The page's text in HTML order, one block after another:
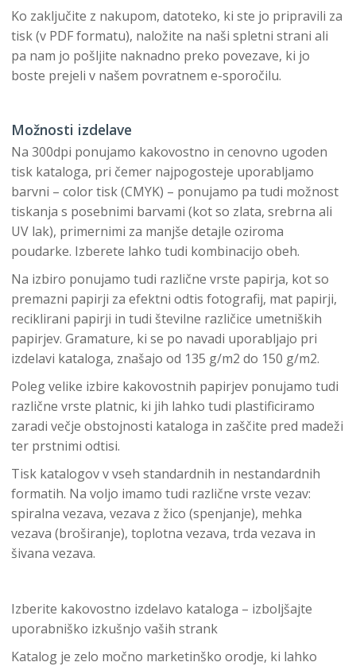
Ko zaključite z nakupom, datoteko, ki ste jo pripravili za
tisk (v PDF formatu), naložite na naši spletni strani ali
pa nam jo pošljite naknadno preko povezave, ki jo
boste prejeli v našem povratnem e-sporočilu.
Možnosti izdelave
Na 300dpi ponujamo kakovostno in cenovno ugoden
tisk kataloga, pri čemer najpogosteje uporabljamo
barvni – color tisk (CMYK) – ponujamo pa tudi možnost
tiskanja s posebnimi barvami (kot so zlata, srebrna ali
UV lak), primernimi za manjše detajle oziroma
poudarke. Izberete lahko tudi kombinacijo obeh.
Na izbiro ponujamo tudi različne vrste papirja, kot so
premazni papirji za efektni odtis fotografij, mat papirji,
reciklirani papirji in tudi številne različice umetniških
papirjev. Gramature, ki se po navadi uporabljajo pri
izdelavi kataloga, znašajo od 135 g/m2 do 150 g/m2.
Poleg velike izbire kakovostnih papirjev ponujamo tudi
različne vrste platnic, ki jih lahko tudi plastificiramo
zaradi večje obstojnosti kataloga in zaščite pred madeži
ter prstnimi odtisi.
Tisk katalogov v vseh standardnih in nestandardnih
formatih. Na voljo imamo tudi različne vrste vezav:
spiralna vezava, vezava z žico (spenjanje), mehka
vezava (broširanje), toplotna vezava, trda vezava in
šivana vezava.
Izberite kakovostno izdelavo kataloga – izboljšajte
uporabniško izkušnjo vaših strank
Katalog je zelo močno marketinško orodje, ki lahko